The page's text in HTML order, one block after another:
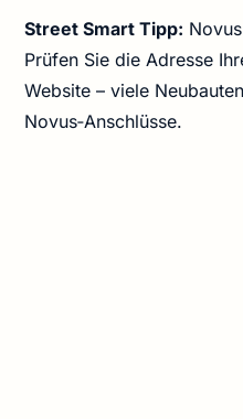
Street Smart Tipp:
Prüfen Sie die Adresse
Website – viele
Novus‑Anschlüsse.